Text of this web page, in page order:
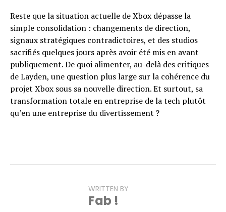
Reste que la situation actuelle de Xbox dépasse la
simple consolidation : changements de direction,
signaux stratégiques contradictoires, et des studios
sacrifiés quelques jours après avoir été mis en avant
publiquement. De quoi alimenter, au-delà des critiques
de Layden, une question plus large sur la cohérence du
projet Xbox sous sa nouvelle direction. Et surtout, sa
transformation totale en entreprise de la tech plutôt
qu’en une entreprise du divertissement ?
WRITTEN BY
Fab !